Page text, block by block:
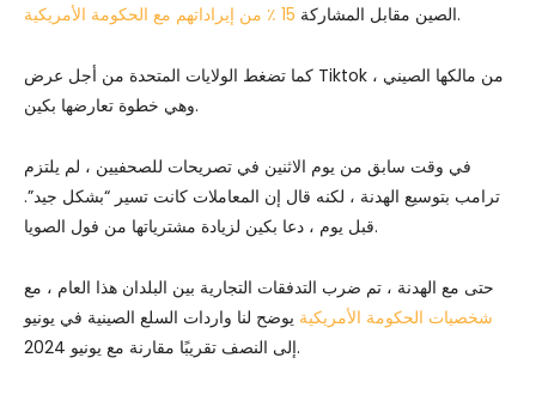
الصين مقابل المشاركة 15 ٪ من إيراداتهم مع الحكومة الأمريكية .
كما تضغط الولايات المتحدة من أجل عرض Tiktok من مالكها الصيني ،
وهي خطوة تعارضها بكين.
في وقت سابق من يوم الاثنين في تصريحات للصحفيين ، لم يلتزم
ترامب بتوسيع الهدنة ، لكنه قال إن المعاملات كانت تسير “بشكل جيد”.
قبل يوم ، دعا بكين لزيادة مشترياتها من فول الصويا.
حتى مع الهدنة ، تم ضرب التدفقات التجارية بين البلدان هذا العام ، مع
شخصيات الحكومة الأمريكية يوضح لنا واردات السلع الصينية في يونيو
إلى النصف تقريبًا مقارنة مع يونيو 2024.